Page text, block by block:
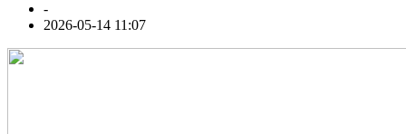
-
2026-05-14 11:07